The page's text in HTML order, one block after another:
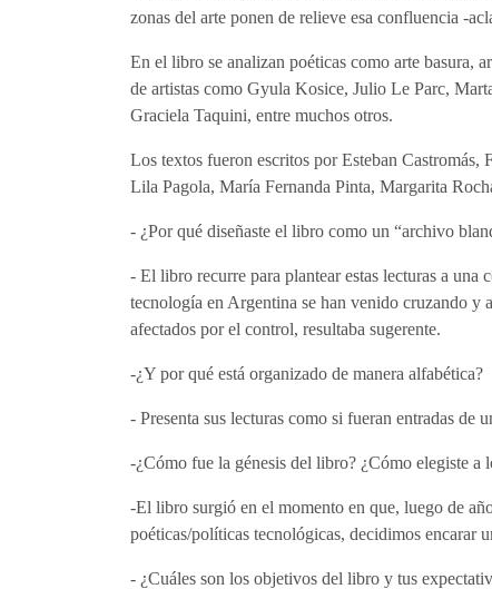
zonas del arte ponen de relieve esa confluencia -
En el libro se analizan poéticas como arte basura,
de artistas como Gyula Kosice, Julio Le Parc,
Graciela Taquini, entre muchos otros.
Los textos fueron escritos por Esteban
Lila Pagola, María Fernanda Pinta, Margarita
- ¿Por qué diseñaste el libro como un “archivo
- El libro recurre para plantear estas lecturas a
tecnología en Argentina se han venido cruzando y
afectados por el control, resultaba sugerente.
-¿Y por qué está organizado de manera alfabética?
- Presenta sus lecturas como si fueran entradas
-¿Cómo fue la génesis del libro? ¿Cómo elegiste a
-El libro surgió en el momento en que, luego de
poéticas/políticas tecnológicas, decidimos encarar
- ¿Cuáles son los objetivos del libro y tus